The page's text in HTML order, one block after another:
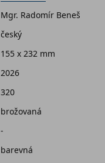
Mgr. Radomír Beneš
český
155 x 232 mm
2026
320
brožovaná
-
barevná